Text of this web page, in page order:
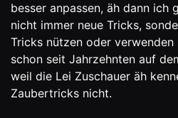
besser anpassen, äh dann ich
nicht immer neue Tricks,
Tricks nützen oder verwenden
schon seit Jahrzehnten auf
weil die Lei Zuschauer äh
Zaubertricks nicht.